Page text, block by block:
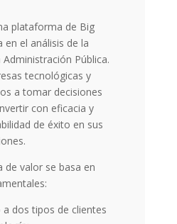
plataforma de Big
en el análisis de la
Pública.
tecnológicas y
a tomar decisiones
con eficacia y
de éxito en sus
de valor se basa en
dos tipos de clientes